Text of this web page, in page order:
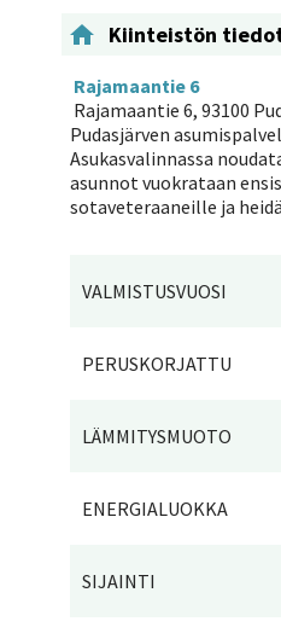
 Kiinteistön
Rajamaantie 6
Rajamaantie 6, 93100
Pudasjärven
Asukasvalinnassa
asunnot vuokrataan
sotaveteraaneille ja
VALMISTUSVUOSI
PERUSKORJATTU
LÄMMITYSMUOTO
ENERGIALUOKKA
SIJAINTI